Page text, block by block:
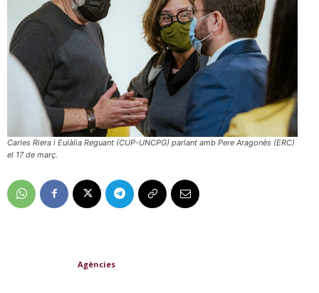
Carles Riera i Eulàlia Reguant (CUP-UNCPG) parlant amb Pere Aragonès (ERC)
el 17 de març.
Agències